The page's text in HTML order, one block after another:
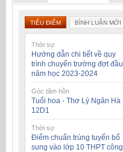
TIÊU ĐIỂM BÌNH LUẬN MỚI
Thời sự
Hướng dẫn chi tiết về quy
trình chuyển trường đợt đầu
năm học 2023-2024
Góc tâm hồn
Tuổi hoa - Thơ Lý Ngân Hà
12D1
Thời sự
Điểm chuẩn trúng tuyển bổ
sung vào lớp 10 THPT công